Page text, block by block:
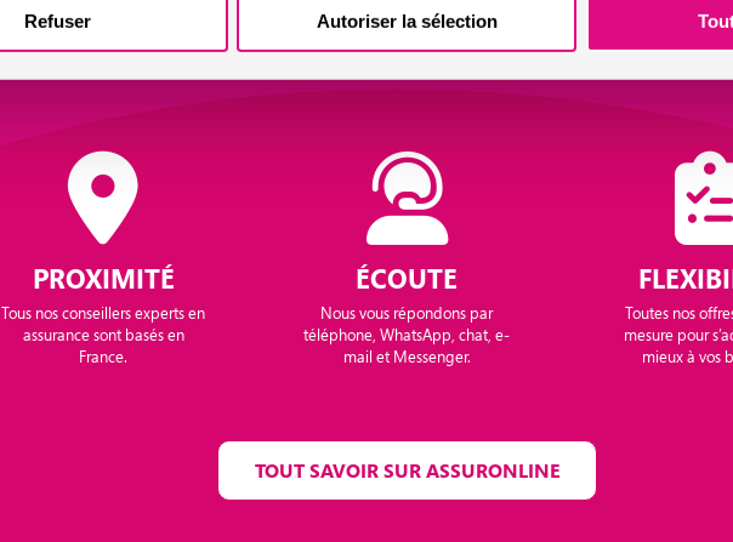
Refuser Autoriser la sélection
PROXIMITÉ
Tous nos conseillers experts en
assurance sont basés en
France.
ÉCOUTE
Nous vous répondons par
téléphone, WhatsApp, chat, e-
mail et Messenger.
Toutes nos
mesure pour
mieux à vos
TOUT SAVOIR SUR ASSURONLINE